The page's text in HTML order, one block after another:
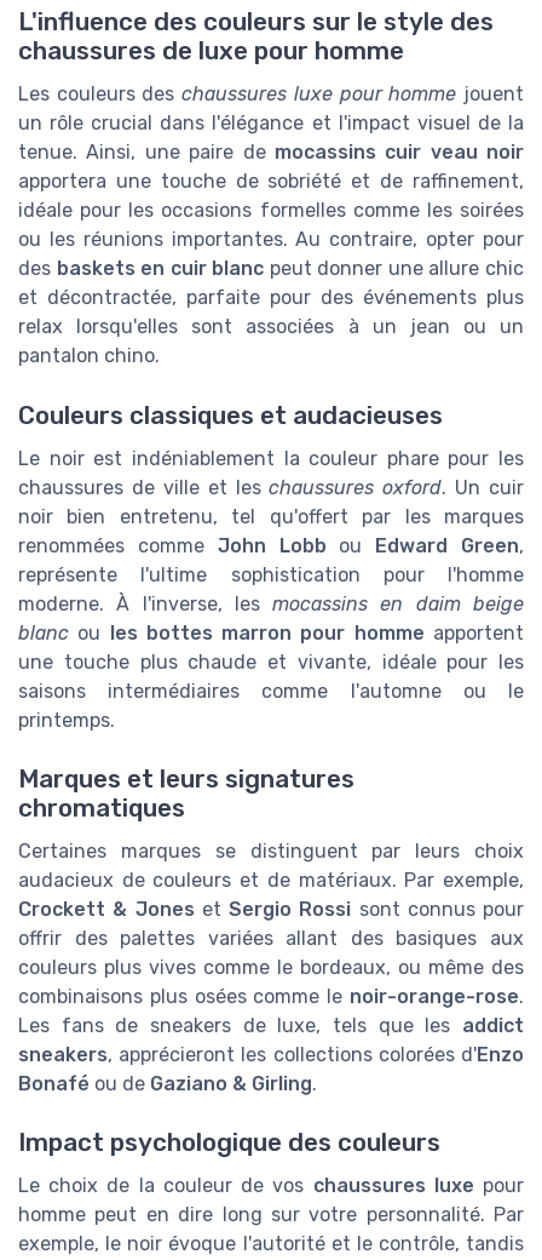
L'influence des couleurs sur le style des
chaussures de luxe pour homme
Les couleurs deschaussures luxe pour homme jouent
un rôle crucial dans l'élégance et l'impact visuel de la
tenue. Ainsi, une paire de mocassins cuir veau noir
apportera une touche de sobriété et de raffinement,
idéale pour les occasions formelles comme les soirées
ou les réunions importantes. Au contraire, opter pour
des baskets en cuir blanc peut donner une allure chic
et décontractée, parfaite pour des événements plus
relax lorsqu'elles sont associées à un jean ou un
pantalon chino.
Couleurs classiques et audacieuses
Le noir est indéniablement la couleur phare pour les
chaussures de ville et leschaussures oxford. Un cuir
noir bien entretenu, tel qu'offert par les marques
renommées comme John Lobb ou Edward Green,
représente l'ultime sophistication pour l'homme
moderne. À l'inverse, lesmocassins en daim beige
blanc ou les bottes marron pour homme apportent
une touche plus chaude et vivante, idéale pour les
saisons intermédiaires comme l'automne ou le
printemps.
Marques et leurs signatures
chromatiques
Certaines marques se distinguent par leurs choix
audacieux de couleurs et de matériaux. Par exemple,
Crockett & Jones et Sergio Rossi sont connus pour
offrir des palettes variées allant des basiques aux
couleurs plus vives comme le bordeaux, ou même des
combinaisons plus osées comme le noir-orange-rose.
Les fans de sneakers de luxe, tels que les addict
sneakers, apprécieront les collections colorées d'Enzo
Bonafé ou de Gaziano & Girling.
Impact psychologique des couleurs
Le choix de la couleur de vos chaussures luxe pour
homme peut en dire long sur votre personnalité. Par
exemple, le noir évoque l'autorité et le contrôle, tandis